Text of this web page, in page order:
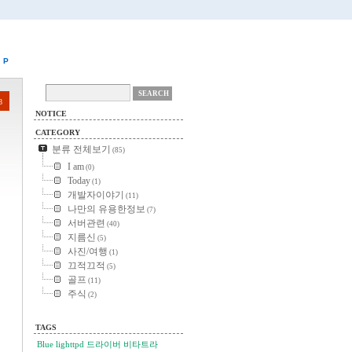
P
NOTICE
CATEGORY
분류 전체보기 (85)
I am (0)
Today (1)
개발자이야기 (11)
나만의 유용한정보 (7)
서버관련 (40)
지름신 (5)
사진/여행 (1)
끄적끄적 (5)
골프 (11)
주식 (2)
TAGS
Blue lighttpd 드라이버 비타트라